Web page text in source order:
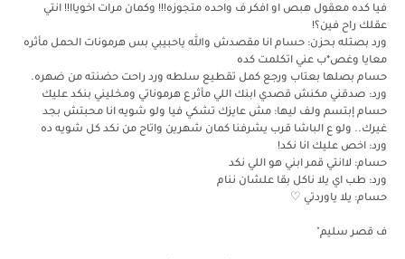
فيا كده معقول هبص او افكر ف واحده متجوزه!!! وكمان مرات اخوياا!! انتي
عقلك راح فين؟!
ورد بصتله بحزن: حسام انا مقصدش والله ياحبيبي بس هرمونات الحمل مأثره
معايا وغص*ب عني اتكلمت كده
حسام بصلها بعتاب ورجع كمل تقطيع سلطه ورد راحت حضنته من ضهره.
ورد: صدقني مكنش قصدي ابنك اللي مأثر ع هرموناتي ومخليني بنكد عليك
حسام إبتسم ولف ليها: مش عايزك تشكي فيا ولو شويه انا محبتش بجد
غيرك.. ولو ع الباشا قرب يشرفنا كمان شهرين واتاح من نكد كل شويه ده
ورد: اخص عليك انا نكد!
حسام: لاانتي قمر ابني هو اللي نكد
ورد: طب اي يلا ناكل بقا علشان ننام
حسام: يلا ياوردتي ♡
ف قصر سليم"